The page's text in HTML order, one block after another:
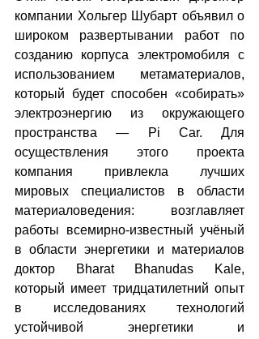
компании Хольгер Шубарт объявил о
широком развертывании работ по
созданию корпуса электромобиля с
использованием метаматериалов,
который будет способен «собирать»
электроэнергию из окружающего
пространства — Pi Car. Для
осуществления этого проекта
компания привлекла лучших
мировых специалистов в области
материаловедения: возглавляет
работы всемирно-известный учёный
в области энергетики и материалов
доктор Bharat Bhanudas Kale,
который имеет тридцатилетний опыт
в исследованиях технологий
устойчивой энергетики и